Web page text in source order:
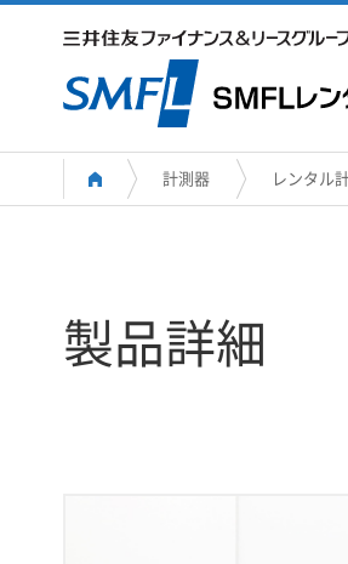
計測器 レンタル
製品詳細